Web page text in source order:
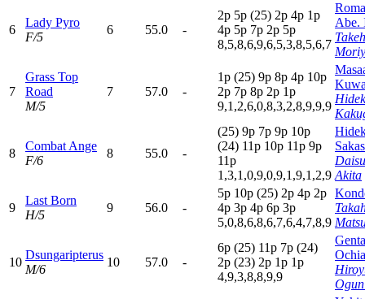
6
Lady Pyro
F/5
6 55.0 -
2p 5p (25) 2p 4p 1p
4p 5p 7p 2p 5p
8,5,8,6,9,6,5,3,8,5,6,7
Abe.
7
Grass Top
Road
M/5
7 57.0 -
1p (25) 9p 8p 4p 10p
2p 7p 8p 2p 1p
9,1,2,6,0,8,3,2,8,9,9,9
8
Combat Ange
F/6
8 55.0 -
(25) 9p 7p 9p 10p
(24) 11p 10p 11p 9p
11p
1,3,1,0,9,0,9,1,9,1,2,9 Akita
9
Last Born
H/5
9 56.0 -
5p 10p (25) 2p 4p 2p
4p 3p 4p 6p 3p
5,0,8,6,8,6,7,6,4,7,8,9
10
Dsungaripterus
M/6
10 57.0 -
6p (25) 11p 7p (24)
2p (23) 2p 1p 1p
4,9,3,8,8,9,9
Genta